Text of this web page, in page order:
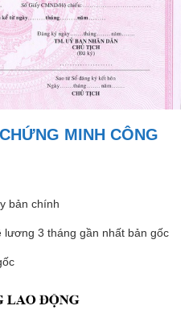
MINH CÔNG
bản chính
lương 3 tháng gần nhất bản gốc